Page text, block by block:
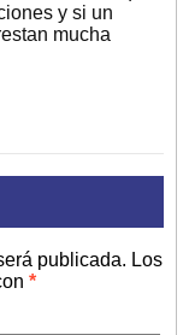
y si un
mucha
publicada. Los
*